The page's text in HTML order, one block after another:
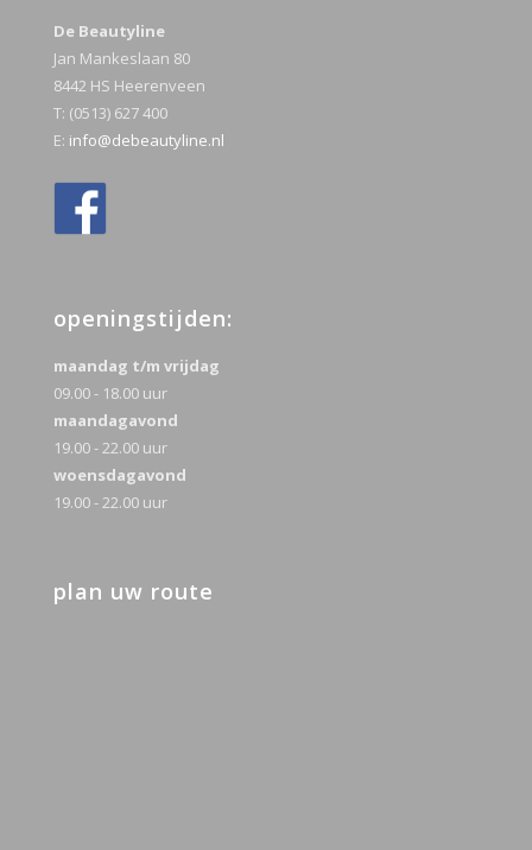
De Beautyline
Jan Mankeslaan 80
8442 HS Heerenveen
T: (0513) 627 400
E: info@debeautyline.nl
openingstijden:
maandag t/m vrijdag
09.00 - 18.00 uur
maandagavond
19.00 - 22.00 uur
woensdagavond
19.00 - 22.00 uur
plan uw route